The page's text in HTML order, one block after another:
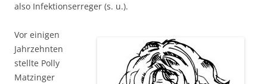
also Infektionserreger (s. u.).
Vor einigen
Jahrzehnten
stellte Polly
Matzinger